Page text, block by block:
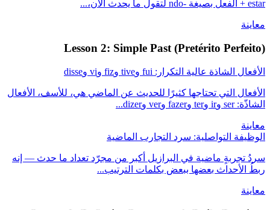
estar + الفعل بصيغة -ndo لتقول ما يحدث الآن،...
معاينة
Lesson 2: Simple Past (Pretérito Perfeito)
الأفعال الشاذة عالية التكرار: fui وtive وfiz وvi وdisse
الأفعال التي تحتاجها كثيرًا للحديث عن الماضي هي، للأسف، الأفعال
الشاذّة: ser وir وter وfazer وver وdizer...
معاينة
الوظيفة التواصلية: سرد التجارب الماضية
سردُ تجربةٍ ماضية في البرازيل أكبر من مجرّد تعداد ما حدث — إنه
ربطُ الأحداث بعضها ببعض بكلمات الترتيب...
معاينة